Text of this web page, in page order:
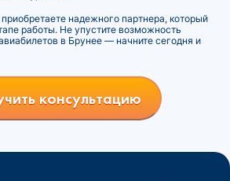
надежного партнера, который
работы. Не упустите возможность
в Брунее — начните сегодня и
консультацию